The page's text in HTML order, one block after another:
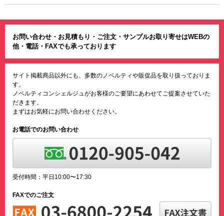
お問い合わせ・お見積もり・ご注文・サンプルお取り寄せはWEBの
他・電話・FAXでも承っております
サイト掲載商品以外にも、多数のノベルティや販促品を取り扱っておりま
す。
ノベルティコンシェルジュがお客様のご要望にあわせてご提案させていた
だきます。
まずはお気軽にお問い合わせください。
お電話でのお問い合わせ
受付時間：平日10:00〜17:30
FAXでのご注文